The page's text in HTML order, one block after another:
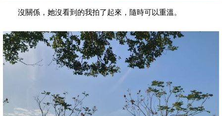
沒關係，她沒看到的我拍了起來，隨時可以重溫。